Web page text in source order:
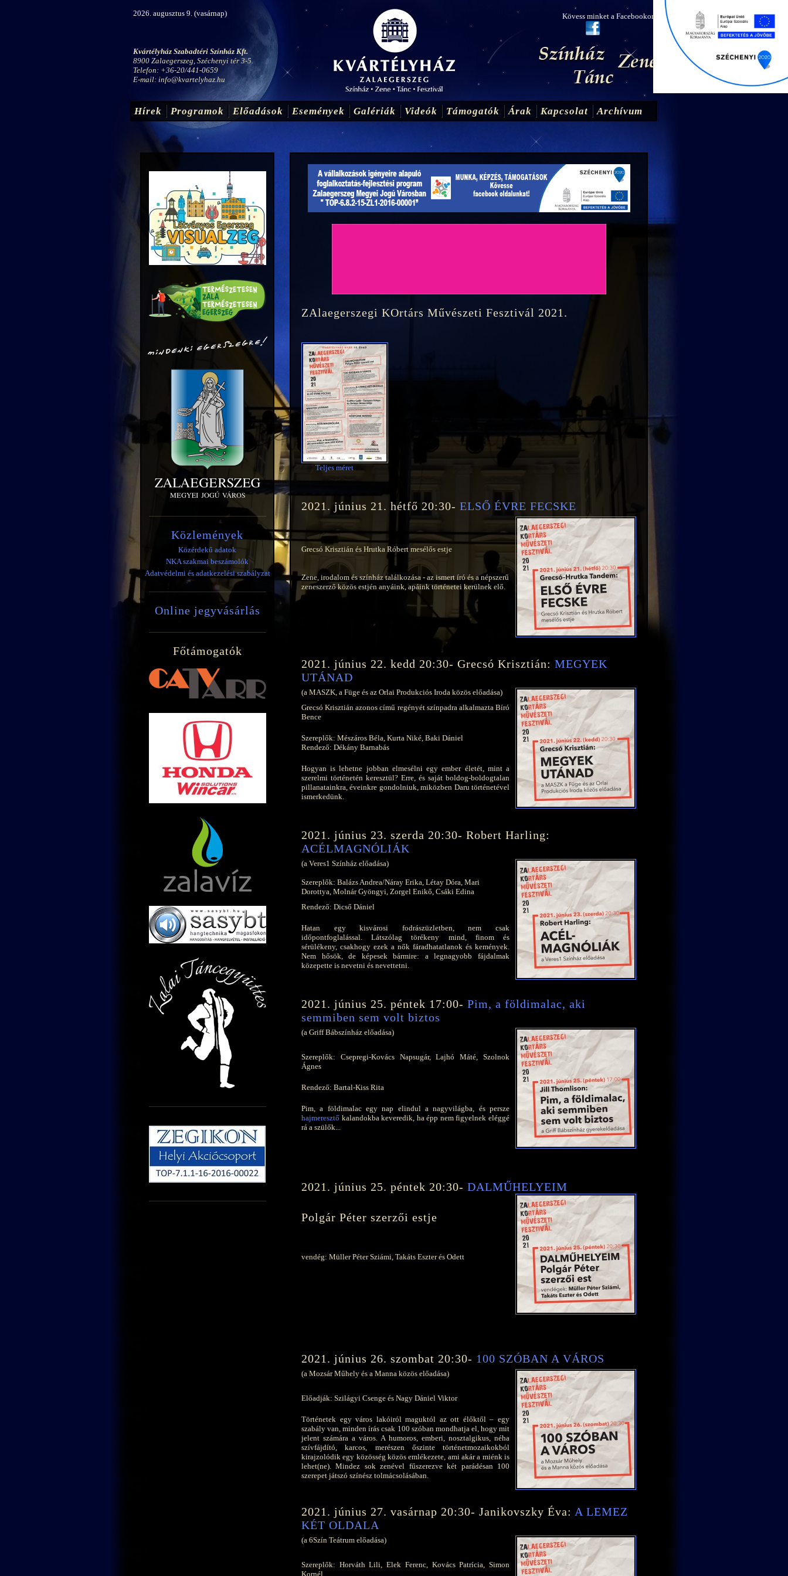
2026. augusztus 9. (vasárnap) Kövess minket a Facebookon!
Kvártélyház Szabadtéri Színház Kft.
8900 Zalaegerszeg, Széchenyi tér 3-5.
Telefon: +36-20/441-0659
E-mail: info@kvartelyhaz.hu
Hírek Programok Előadások Események Galériák Videók Támogatók Árak Kapcsolat Archívum
ZAlaegerszegi KOrtárs Művészeti Fesztivál 2021.
Teljes méret
2021. június 21. hétfő 20:30- ELSŐ ÉVRE FECSKE
Grecsó Krisztián és Hrutka Róbert mesélős estje
Zene, irodalom és színház találkozása - az ismert író és a népszerű
zeneszerző közös estjén anyáink, apáink történetei kerülnek elő.
2021. június 22. kedd 20:30- Grecsó Krisztián: MEGYEK
UTÁNAD
(a MASZK, a Füge és az Orlai Produkciós Iroda közös előadása)
Grecsó Krisztián azonos című regényét színpadra alkalmazta Bíró
Bence
Szereplők: Mészáros Béla, Kurta Niké, Baki Dániel
Rendező: Dékány Barnabás
Hogyan is lehetne jobban elmesélni egy ember életét, mint a
szerelmi történetén keresztül? Erre, és saját boldog-boldogtalan
pillanatainkra, éveinkre gondolniuk, miközben Daru történetével
ismerkedünk.
2021. június 23. szerda 20:30- Robert Harling:
ACÉLMAGNÓLIÁK
(a Veres1 Színház előadása)
Szereplők: Balázs Andrea/Náray Erika, Létay Dóra, Mari
Dorottya, Molnár Gyöngyi, Zorgel Enikő, Csáki Edina
Rendező: Dicső Dániel
Hatan egy kisvárosi fodrászüzletben, nem csak
időpontfoglalással. Látszólag törékeny mind, finom és
sérülékeny, csakhogy ezek a nők fáradhatatlanok és kemények.
Nem hősök, de képesek bármire: a legnagyobb fájdalmak
közepette is nevetni és nevettetni.
2021. június 25. péntek 17:00- Pim, a földimalac, aki
semmiben sem volt biztos
(a Griff Bábszínház előadása)
Szereplők: Csepregi-Kovács Napsugár, Lajhó Máté, Szolnok
Ágnes
Rendező: Bartal-Kiss Rita
Pim, a földimalac egy nap elindul a nagyvilágba, és persze
hajmeresztő kalandokba keveredik, ha épp nem figyelnek eléggé
rá a szülők...
2021. június 25. péntek 20:30- DALMŰHELYEIM
Polgár Péter szerzői estje
vendég: Müller Péter Sziámi, Takáts Eszter és Odett
2021. június 26. szombat 20:30- 100 SZÓBAN A VÁROS
(a Mozsár Műhely és a Manna közös előadása)
Előadják: Szilágyi Csenge és Nagy Dániel Viktor
Történetek egy város lakóiról maguktól az ott élőktől – egy
szabály van, minden írás csak 100 szóban mondhatja el, hogy mit
jelent számára a város. A humoros, emberi, nosztalgikus, néha
szívfájdító, karcos, merészen őszinte történetmozaikokból
kirajzolódik egy közösség közös emlékezete, ami akár a miénk is
lehet(ne). Mindez sok zenével fűszerezve két parádésan 100
szerepet játszó színész tolmácsolásában.
2021. június 27. vasárnap 20:30- Janikovszky Éva: A LEMEZ
KÉT OLDALA
(a 6Szín Teátrum előadása)
Szereplők: Horváth Lili, Elek Ferenc, Kovács Patrícia, Simon
Kornél
Közlemények
Közérdekű adatok
NKA szakmai beszámolók
Adatvédelmi és adatkezelési szabályzat
Online jegyvásárlás
Főtámogatók